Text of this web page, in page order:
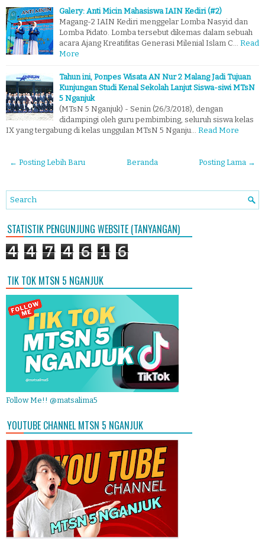
Galery: Anti Micin Mahasiswa IAIN Kediri (#2)
Magang-2 IAIN Kediri menggelar Lomba Nasyid dan
Lomba Pidato. Lomba tersebut dikemas dalam sebuah
acara Ajang Kreatifitas Generasi Milenial Islam C…
Read
More
Tahun ini, Ponpes Wisata AN Nur 2 Malang Jadi Tujuan
Kunjungan Studi Kenal Sekolah Lanjut Siswa-siwi MTsN
5 Nganjuk
(MTsN 5 Nganjuk) - Senin (26/3/2018), dengan
didampingi oleh guru pembimbing, seluruh siswa kelas
IX yang tergabung di kelas unggulan MTsN 5 Nganju…
Read More
← Posting Lebih Baru Posting Lama →
Beranda
STATISTIK PENGUNJUNG WEBSITE (TANYANGAN)
4 4 7 4 6 1 6
TIK TOK MTSN 5 NGANJUK
Follow Me!! @matsalima5
YOUTUBE CHANNEL MTSN 5 NGANJUK